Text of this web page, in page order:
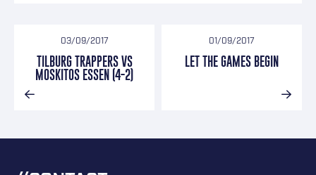
03/09/2017
TILBURG TRAPPERS VS
MOSKITOS ESSEN (4-2)
01/09/2017
LET THE GAMES BEGIN